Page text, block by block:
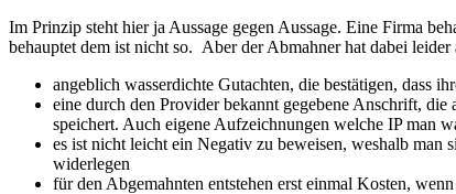
Im Prinzip steht hier ja Aussage gegen Aussage. Eine Firma
behauptet dem ist nicht so. Aber der Abmahner hat dabei leider
angeblich wasserdichte Gutachten, die bestätigen, dass
eine durch den Provider bekannt gegebene Anschrift,
speichert. Auch eigene Aufzeichnungen welche IP man
es ist nicht leicht ein Negativ zu beweisen, weshalb man
widerlegen
für den Abgemahnten entstehen erst einmal Kosten,